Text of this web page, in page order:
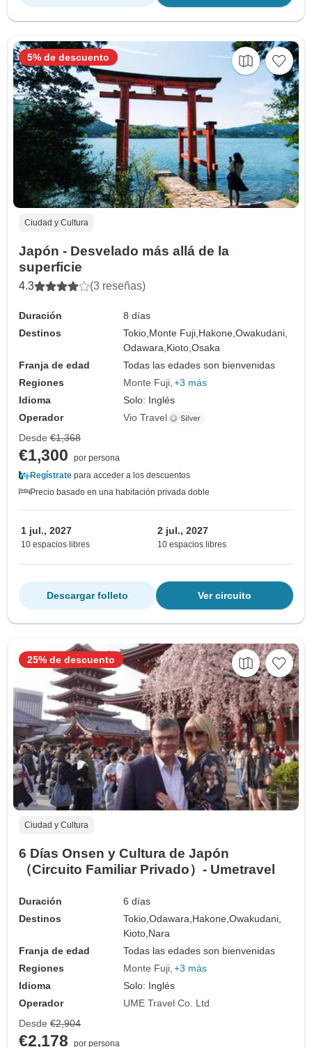
Ciudad y Cultura
Japón - Desvelado más allá de la
superficie
4.3 (3 reseñas)
Duración
8 días
Destinos
Tokio, Monte Fuji, Hakone,Owakudani,
Odawara, Kioto,Osaka
Franja de edad
Todas las edades son bienvenidas
Regiones
Monte Fuji +3 más
Idioma
Solo: Inglés
Operador
Vio Travel
5% de descuento
Desde €1,368
€1,300
por persona
Regístrate para acceder a los descuentos
Precio basado en una habitación privada doble
1 jul., 2027
10 espacios libres
2 jul., 2027
10 espacios libres
Ver circuito
Descargar folleto
Ciudad y Cultura
6 Días Onsen y Cultura de Japón
（Circuito Familiar Privado）- Umetravel
Duración
6 días
Destinos
Tokio,Odawara,Hakone,Owakudani,
Kioto,Nara
Franja de edad
Todas las edades son bienvenidas
Regiones
Monte Fuji +3 más
Idioma
Solo: Inglés
Operador
UME Travel Co. Ltd
25% de descuento
Desde €2,904
€2,178
por persona